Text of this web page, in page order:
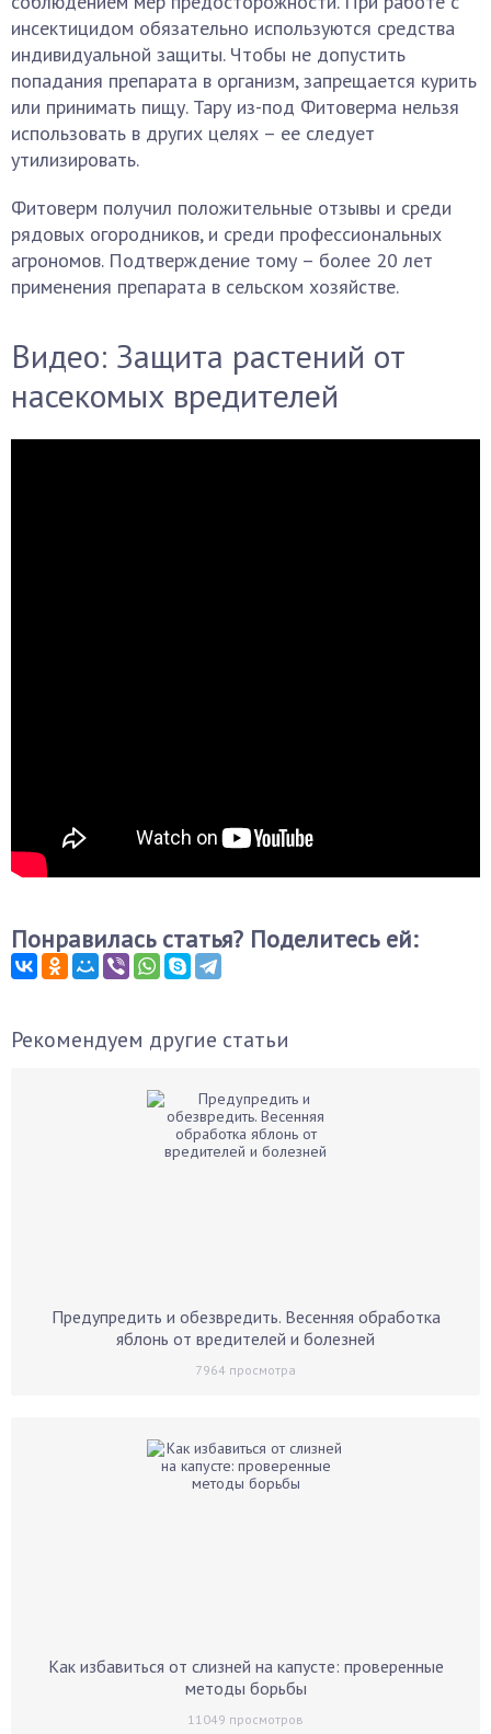
инсектицидом обязательно используются средства
индивидуальной защиты. Чтобы не допустить
попадания препарата в организм, запрещается курить
или принимать пищу. Тару из-под Фитоверма нельзя
использовать в других целях – ее следует
утилизировать.
Фитоверм получил положительные отзывы и среди
рядовых огородников, и среди профессиональных
агрономов. Подтверждение тому – более 20 лет
применения препарата в сельском хозяйстве.
Видео: Защита растений от
насекомых вредителей
Понравилась статья? Поделитесь ей:
Рекомендуем другие статьи
Предупредить и обезвредить. Весенняя обработка
яблонь от вредителей и болезней
7964 просмотра
Как избавиться от слизней на капусте: проверенные
методы борьбы
11049 просмотров